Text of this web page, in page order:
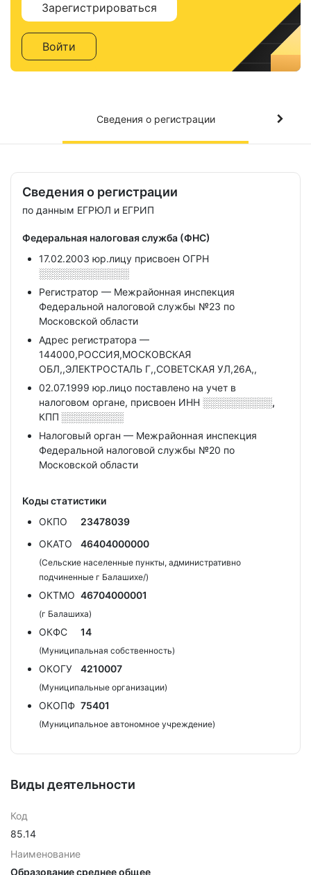
Зарегистрироваться
Войти
Сведения о регистрации
Сведения о регистрации
по данным ЕГРЮЛ и ЕГРИП
Федеральная налоговая служба (ФНС)
17.02.2003 юр.лицу присвоен ОГРН
░░░░░░░░░░░░░
Регистратор — Межрайонная инспекция
Федеральной налоговой службы №23 по
Московской области
Адрес регистратора —
144000,РОССИЯ,МОСКОВСКАЯ
ОБЛ,,ЭЛЕКТРОСТАЛЬ Г,,СОВЕТСКАЯ УЛ,26А,,
02.07.1999 юр.лицо поставлено на учет в
налоговом органе, присвоен ИНН ░░░░░░░░░░,
КПП ░░░░░░░░░
Налоговый орган — Межрайонная инспекция
Федеральной налоговой службы №20 по
Московской области
Коды статистики
ОКПО
23478039
ОКАТО
46404000000
(Сельские населенные пункты, административно
подчиненные г Балашихе/)
ОКТМО 46704000001
(г Балашиха)
ОКФС 14
(Муниципальная собственность)
ОКОГУ 4210007
(Муниципальные организации)
ОКОПФ 75401
(Муниципальное автономное учреждение)
Виды деятельности
Код
85.14
Наименование
Образование среднее общее